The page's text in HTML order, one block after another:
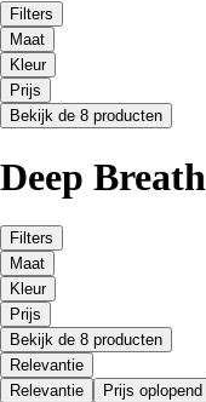
Filters
Maat
Kleur
Prijs
Bekijk de 8 producten
Deep Breath
Filters
Maat
Kleur
Prijs
Bekijk de 8 producten
Relevantie
Relevantie
Prijs oplopend